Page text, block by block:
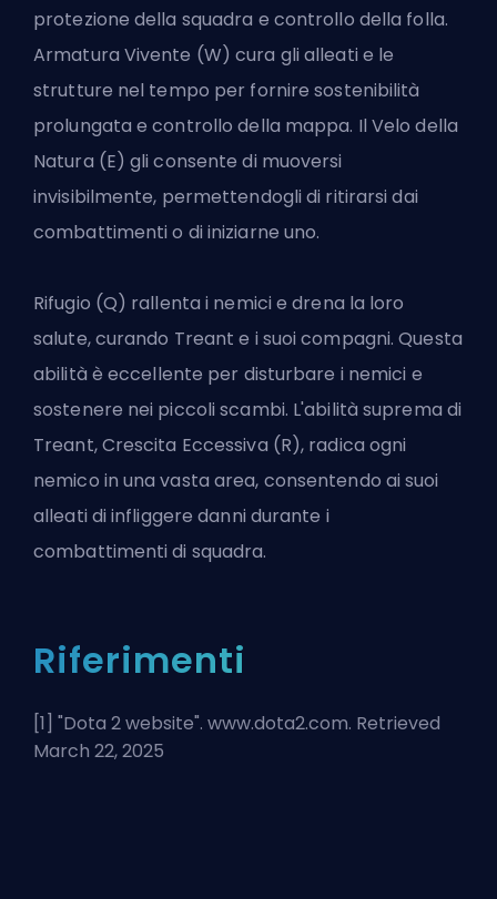
protezione della squadra e controllo della folla.
Armatura Vivente (W) cura gli alleati e le
strutture nel tempo per fornire sostenibilità
prolungata e controllo della mappa. Il Velo della
Natura (E) gli consente di muoversi
invisibilmente, permettendogli di ritirarsi dai
combattimenti o di iniziarne uno.
Rifugio (Q) rallenta i nemici e drena la loro
salute, curando Treant e i suoi compagni. Questa
abilità è eccellente per disturbare i nemici e
sostenere nei piccoli scambi. L'abilità suprema di
Treant, Crescita Eccessiva (R), radica ogni
nemico in una vasta area, consentendo ai suoi
alleati di infliggere danni durante i
combattimenti di squadra.
Riferimenti
[1] "Dota 2 website". www.dota2.com. Retrieved
March 22, 2025